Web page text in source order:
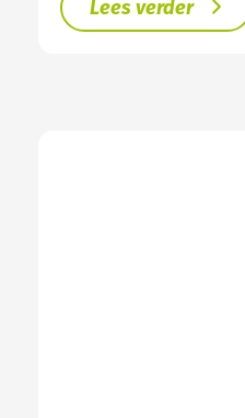
Lees verder